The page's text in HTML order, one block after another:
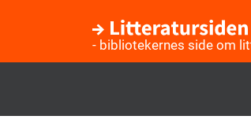
- bibliotekernes side om